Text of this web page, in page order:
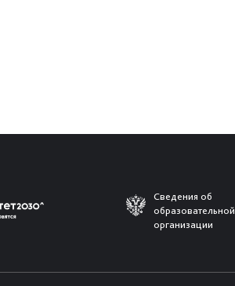
Сведения об
образовательной
организации